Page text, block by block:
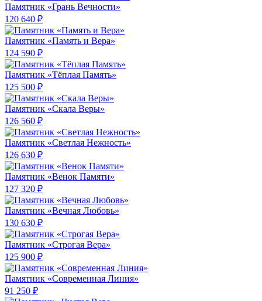
Памятник «Грань Вечности»
120 640 ₽
Памятник «Память и Вера»
124 590 ₽
Памятник «Тёплая Память»
125 500 ₽
Памятник «Скала Веры»
126 560 ₽
Памятник «Светлая Нежность»
126 630 ₽
Памятник «Венок Памяти»
127 320 ₽
Памятник «Вечная Любовь»
130 630 ₽
Памятник «Строгая Вера»
125 900 ₽
Памятник «Современная Линия»
91 250 ₽